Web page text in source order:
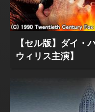
【セル版】ダイ・
ウィリス主演】